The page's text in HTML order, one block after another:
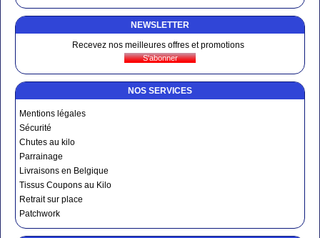
NEWSLETTER
Recevez nos meilleures offres et promotions
NOS SERVICES
Mentions légales
Sécurité
Chutes au kilo
Parrainage
Livraisons en Belgique
Tissus Coupons au Kilo
Retrait sur place
Patchwork